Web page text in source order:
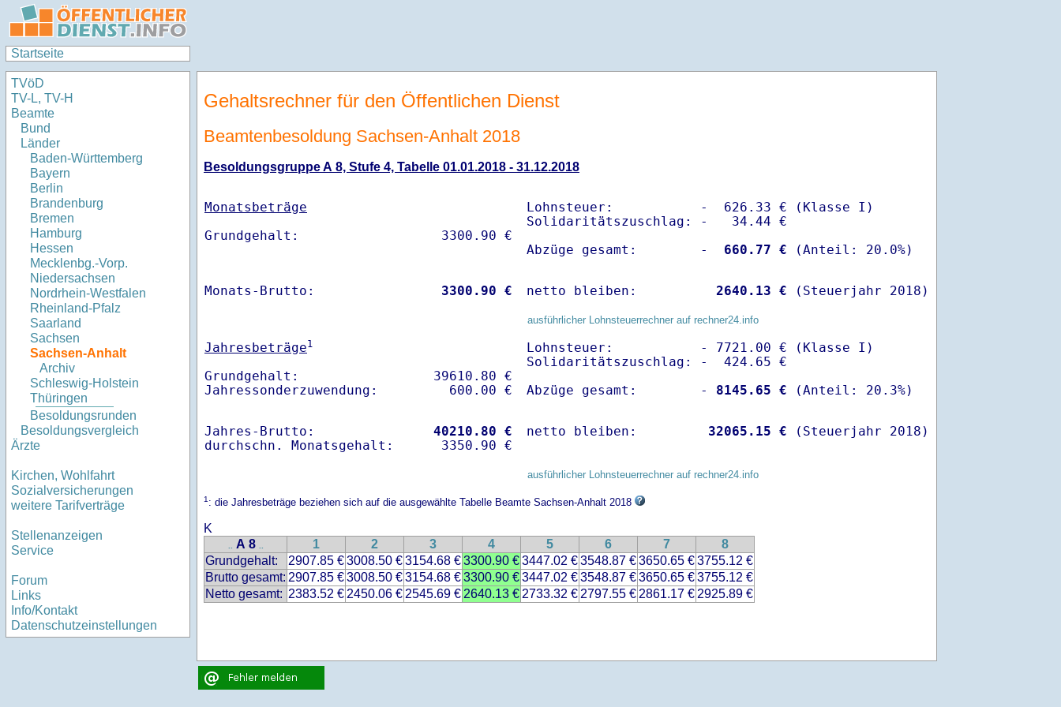
Startseite
TVöD
TV-L, TV-H
Beamte
Bund
Länder
Baden-Württemberg
Bayern
Berlin
Brandenburg
Bremen
Hamburg
Hessen
Mecklenbg.-Vorp.
Niedersachsen
Nordrhein-Westfalen
Rheinland-Pfalz
Saarland
Sachsen
Sachsen-Anhalt
Archiv
Schleswig-Holstein
Thüringen
Besoldungsrunden
Besoldungsvergleich
Ärzte
Kirchen, Wohlfahrt
Sozialversicherungen
weitere Tarifverträge
Stellenanzeigen
Service
Forum
Links
Info/Kontakt
Datenschutzeinstellungen
Gehaltsrechner für den Öffentlichen Dienst
Beamtenbesoldung Sachsen-Anhalt 2018
Besoldungsgruppe A 8, Stufe 4, Tabelle 01.01.2018 - 31.12.2018
Monatsbeträge
Lohnsteuer:           -  626.33 € (Klasse I)
Solidaritätszuschlag: -   34.44 €
Abzüge gesamt:        -
  660.77 €
Monats-Brutto: 3300.90 € netto bleiben: 2640.13 € (Steuerjahr 2018)
ausführlicher Lohnsteuerrechner auf rechner24.info
Jahresbeträge1
Grundgehalt:                 39610.80 €
Lohnsteuer:           - 7721.00 € (Klasse I)
Solidaritätszuschlag: -  424.65 €
Abzüge gesamt:        -
8145.65 €
Jahres-Brutto: 40210.80 €
netto bleiben: 32065.15 € (Steuerjahr 2018)
ausführlicher Lohnsteuerrechner auf rechner24.info
1: die Jahresbeträge beziehen sich auf die ausgewählte Tabelle Beamte Sachsen-Anhalt 2018
K
.. A 8 .. 1 2 3 4 5 6 7
8
Grundgehalt:
2907.85 €3008.50 €3154.68 €3300.90 €3447.02 €3548.87 €3650.65 €3755.12 €
Brutto gesamt: 2907.85 €3008.50 €3154.68 €3300.90 €3447.02 €3548.87 €3650.65 €3755.12 €
Netto gesamt: 2383.52 € 2450.06 € 2545.69 € 2640.13 € 2733.32 € 2797.55 € 2861.17 € 2925.89 €